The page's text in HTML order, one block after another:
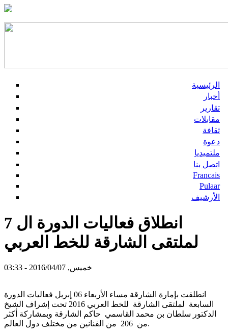
الرئيسية
أخبار
تقارير
مقابلات
ثقافة
دعوة
ملتميديا
اتصل بنا
Francais
Pulaar
الأرشيف
انطلاق فعاليات الدورة ال 7
لملتقى الشارقة للخط العربي
خميس, 2016/04/07 - 03:33
انطلقت بإمارة الشارقة مساء الأربعاء 06 إبريل فعاليات الدورة
السابعة لملتقى الشارقة للخط العربي 2016 تحت إشراف الشيخ
الدكتور سلطان بن محمد القاسمي حاكم الشارقة وبمشاركة أكثر
من 206 من الفنانين من مختلف دول العالم.